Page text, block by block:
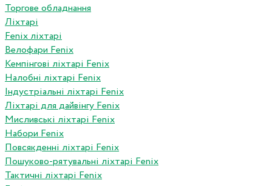
Торгове обладнання
Ліхтарі
Fenix ліхтарі
Велофари Fenix
Кемпінгові ліхтарі Fenix
Налобні ліхтарі Fenix
Індустріальні ліхтарі Fenix
Ліхтарі для дайвінгу Fenix
Мисливські ліхтарі Fenix
Набори Fenix
Повсякденні ліхтарі Fenix
Пошуково-рятувальні ліхтарі Fenix
Тактичні ліхтарі Fenix